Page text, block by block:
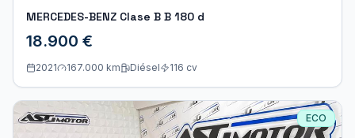
MERCEDES-BENZ Clase B B 180 d
18.900 €
2021 167.000 km Diésel 116 cv
ECO